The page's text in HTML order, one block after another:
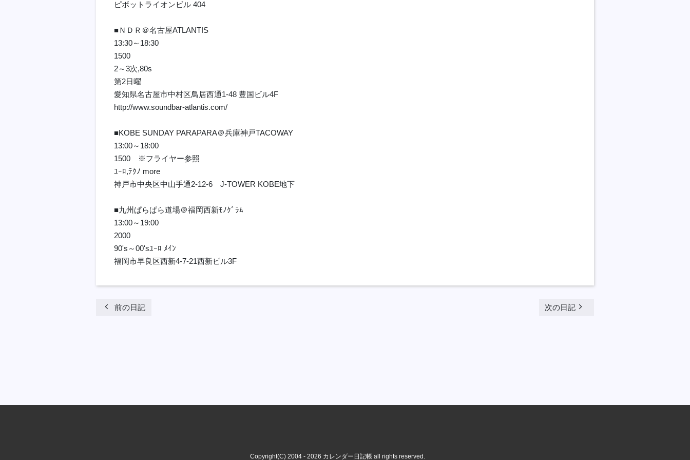
ピボットライオンビル 404
■ＮＤＲ＠名古屋ATLANTIS
13:30～18:30
1500
2～3次,80s
第2日曜
愛知県名古屋市中村区鳥居西通1-48 豊国ビル4F
http://www.soundbar-atlantis.com/
■KOBE SUNDAY PARAPARA＠兵庫神戸TACOWAY
13:00～18:00
1500 ※フライヤー参照
ﾕｰﾛ,ﾃｸﾉ more
神戸市中央区中山手通2-12-6 J-TOWER KOBE地下
■九州ぱらぱら道場＠福岡西新ﾓﾉｸﾞﾗﾑ
13:00～19:00
2000
90's～00'sﾕｰﾛ ﾒｲﾝ
福岡市早良区西新4-7-21西新ビル3F
chevron_left 前の日記 次の日記navigate_next
Copyright(C) 2004 - 2026 カレンダー日記帳all rights reserved.